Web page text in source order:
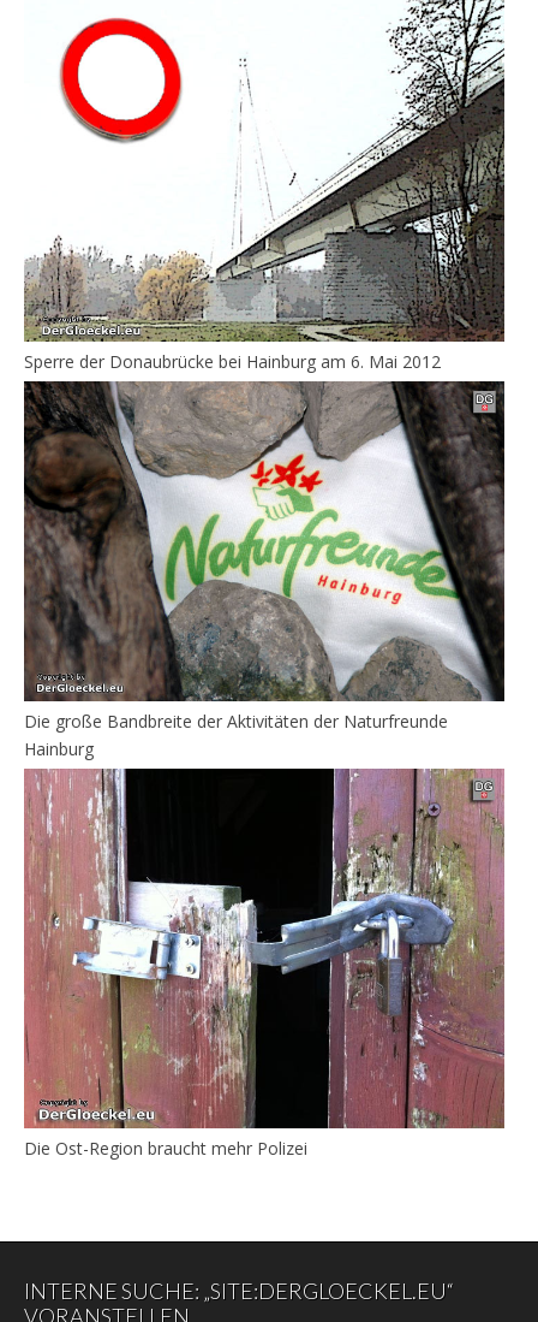
Sperre der Donaubrücke bei Hainburg am 6. Mai 2012
Die große Bandbreite der Aktivitäten der Naturfreunde
Hainburg
Die Ost-Region braucht mehr Polizei
INTERNE SUCHE: „SITE:DERGLOECKEL.EU“
VORANSTELLEN